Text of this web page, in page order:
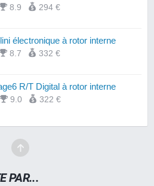
8.9 294 €
électronique à rotor interne
8.7 332 €
R/T Digital à rotor interne
9.0 322 €
PAR...